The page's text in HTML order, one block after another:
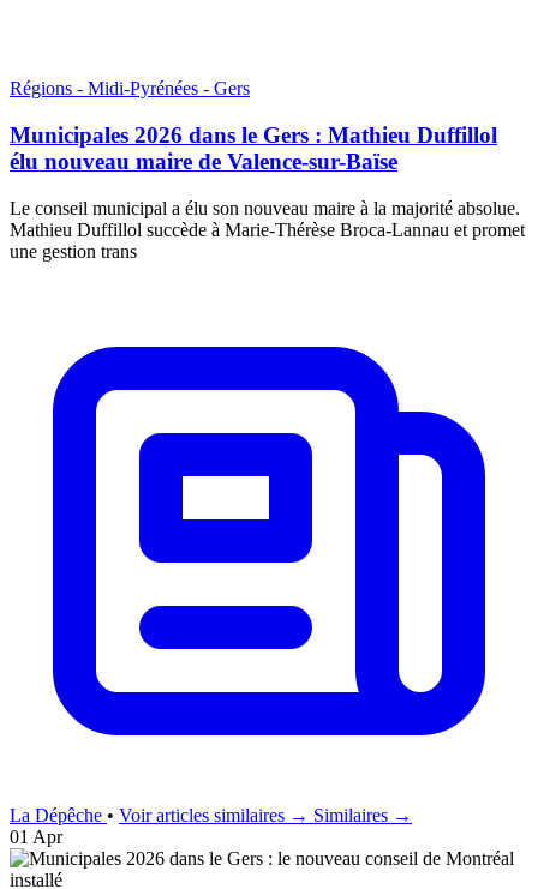
Régions - Midi-Pyrénées - Gers
Municipales 2026 dans le Gers : Mathieu Duffillol
élu nouveau maire de Valence-sur-Baïse
Le conseil municipal a élu son nouveau maire à la majorité absolue.
Mathieu Duffillol succède à Marie-Thérèse Broca-Lannau et promet
une gestion trans
La Dépêche • Voir articles similaires → Similaires →
01 Apr